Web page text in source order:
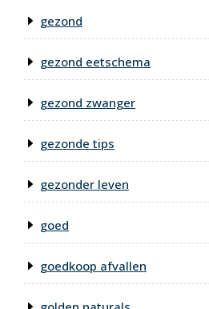
gezond
gezond eetschema
gezond zwanger
gezonde tips
gezonder leven
goed
goedkoop afvallen